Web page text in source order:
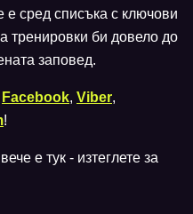
сред списъка с ключови
тренировки би довело до
заповед.
Facebook, Viber,
!
е тук - изтеглете за